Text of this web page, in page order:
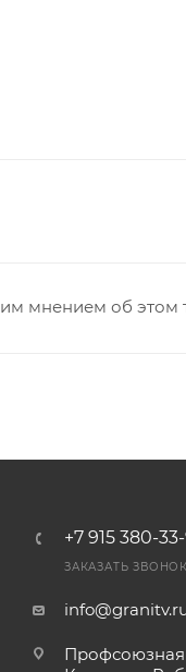
мнением об этом
+7 915 380-
ЗАКАЗАТЬ ЗВОНОК
Профсоюзная